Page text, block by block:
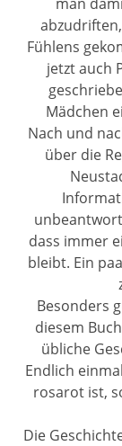
Fühlens
jetzt auch
Mädchen
Nach und
über die
dass immer
bleibt. Ein
Besonders
diesem
übliche
Endlich
rosarot ist,
Die